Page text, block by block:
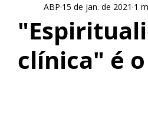
de ser Psiquiatra
clínica" é
ABP 15 de jan. de 2021 1